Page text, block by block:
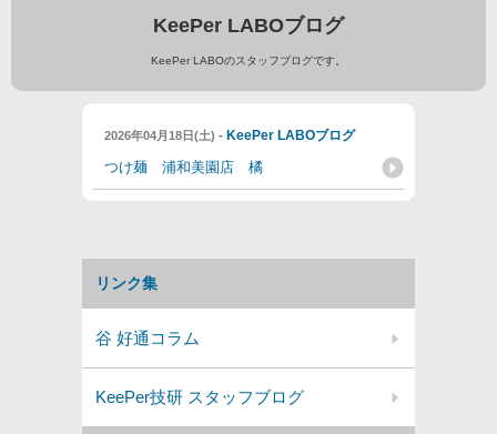
KeePer LABOブログ
KeePer LABOのスタッフブログです。
2026年04月18日(土) - KeePer LABOブログ
つけ麺 浦和美園店 橘
リンク集
谷 好通コラム
KeePer技研 スタッフブログ